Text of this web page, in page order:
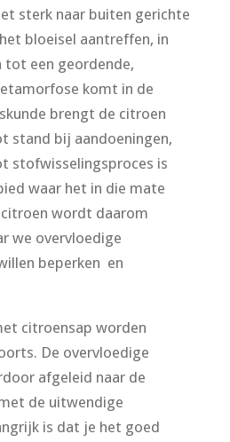
sterk naar buiten gerichte
bloeisel aantreffen, in
tot een geordende,
komt in de
brengt de citroen
stand bij aandoeningen,
stofwisselingsproces is
waar het in die mate
wordt daarom
we overvloedige
beperken en
citroensap worden
De overvloedige
afgeleid naar de
de uitwendige
is dat je het goed